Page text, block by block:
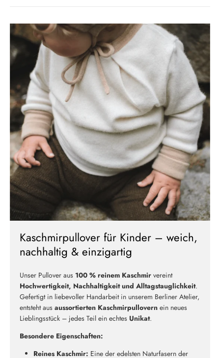
Kaschmirpullover für Kinder – weich,
nachhaltig & einzigartig
Unser Pullover aus 100 % reinem Kaschmir vereint
Hochwertigkeit, Nachhaltigkeit und Alltagstauglichkeit.
Gefertigt in liebevoller Handarbeit in unserem Berliner Atelier,
entsteht aus aussortierten Kaschmirpullovern ein neues
Lieblingsstück – jedes Teil ein echtes Unikat.
Besondere Eigenschaften:
Reines Kaschmir: Eine der edelsten Naturfasern der